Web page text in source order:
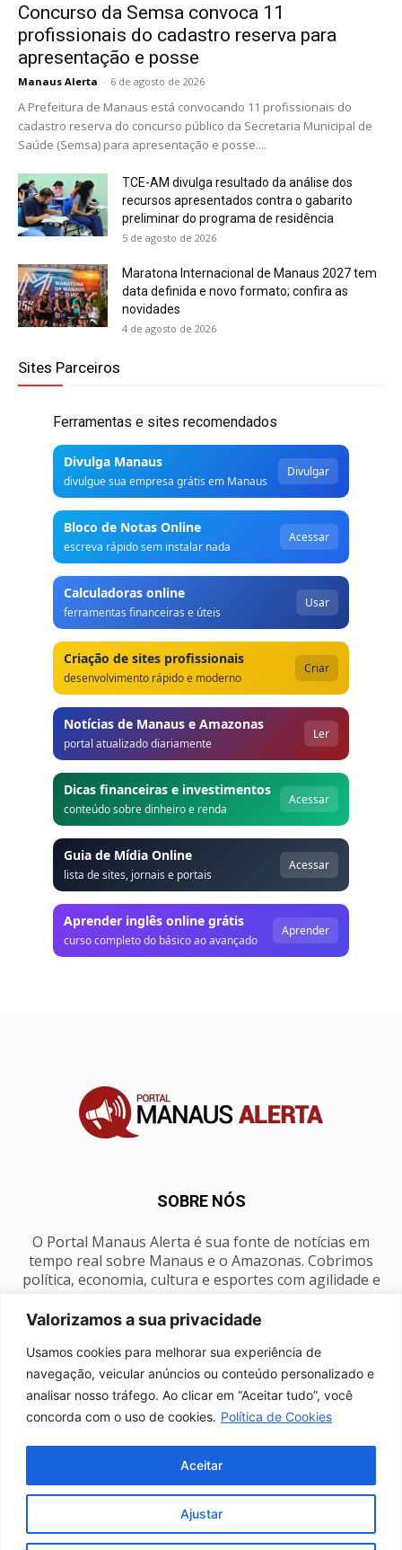
Valorizamos a sua privacidade
Usamos cookies para melhorar sua experiência de
navegação, veicular anúncios ou conteúdo personalizado e
analisar nosso tráfego. Ao clicar em “Aceitar tudo”, você
concorda com o uso de cookies. Política de Cookies
Ajustar
Aceitar
Concurso da Semsa convoca 11
profissionais do cadastro reserva para
apresentação e posse
Manaus Alerta - 6 de agosto de 2026
A Prefeitura de Manaus está convocando 11 profissionais do
cadastro reserva do concurso público da Secretaria Municipal de
Saúde (Semsa) para apresentação e posse....
TCE-AM divulga resultado da análise dos
recursos apresentados contra o gabarito
preliminar do programa de residência
5 de agosto de 2026
Maratona Internacional de Manaus 2027 tem
data definida e novo formato; confira as
novidades
4 de agosto de 2026
Sites Parceiros
Ferramentas e sites recomendados
Divulga Manaus
divulgue sua empresa grátis em Manaus
Divulgar
Bloco de Notas Online
escreva rápido sem instalar nada
Acessar
Calculadoras online
ferramentas financeiras e úteis
Usar
Criação de sites profissionais
desenvolvimento rápido e moderno
Criar
Notícias de Manaus e Amazonas
portal atualizado diariamente
Ler
Dicas financeiras e investimentos
conteúdo sobre dinheiro e renda
Acessar
Guia de Mídia Online
lista de sites, jornais e portais
Acessar
Aprender inglês online grátis
curso completo do básico ao avançado
Aprender
SOBRE NÓS
O Portal Manaus Alerta é sua fonte de notícias em
tempo real sobre Manaus e o Amazonas. Cobrimos
política, economia, cultura e esportes com agilidade e
SIGA-NOS
Fale conosco
Manaus Clima